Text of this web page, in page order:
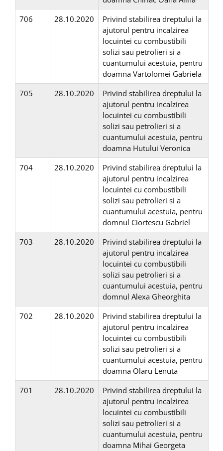
706
28.10.2020
Privind stabilirea dreptului la
ajutorul pentru incalzirea
locuintei cu combustibili
solizi sau petrolieri si a
cuantumului acestuia, pentru
doamna Vartolomei Gabriela
705
28.10.2020
Privind stabilirea dreptului la
ajutorul pentru incalzirea
locuintei cu combustibili
solizi sau petrolieri si a
cuantumului acestuia, pentru
doamna Hutului Veronica
704
28.10.2020
Privind stabilirea dreptului la
ajutorul pentru incalzirea
locuintei cu combustibili
solizi sau petrolieri si a
cuantumului acestuia, pentru
domnul Ciortescu Gabriel
703
28.10.2020
Privind stabilirea dreptului la
ajutorul pentru incalzirea
locuintei cu combustibili
solizi sau petrolieri si a
cuantumului acestuia, pentru
domnul Alexa Gheorghita
702
28.10.2020
Privind stabilirea dreptului la
ajutorul pentru incalzirea
locuintei cu combustibili
solizi sau petrolieri si a
cuantumului acestuia, pentru
doamna Olaru Lenuta
701
28.10.2020
Privind stabilirea dreptului la
ajutorul pentru incalzirea
locuintei cu combustibili
solizi sau petrolieri si a
cuantumului acestuia, pentru
doamna Mihai Georgeta